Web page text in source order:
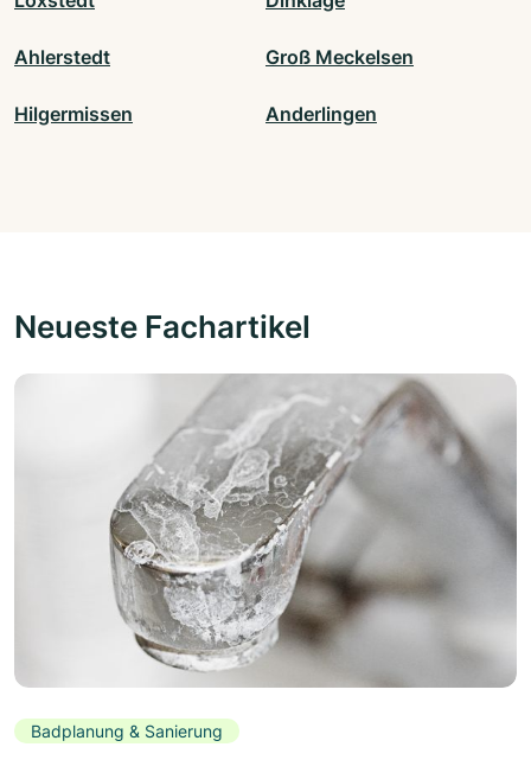
Ahlerstedt Groß Meckelsen
Hilgermissen Anderlingen
Neueste Fachartikel
Badplanung & Sanierung